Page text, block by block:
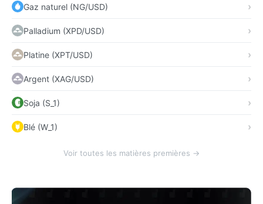
Gaz naturel (NG/USD)
Palladium (XPD/USD)
Platine (XPT/USD)
Argent (XAG/USD)
Soja (S_1)
Blé (W_1)
Voir toutes les matières premières →